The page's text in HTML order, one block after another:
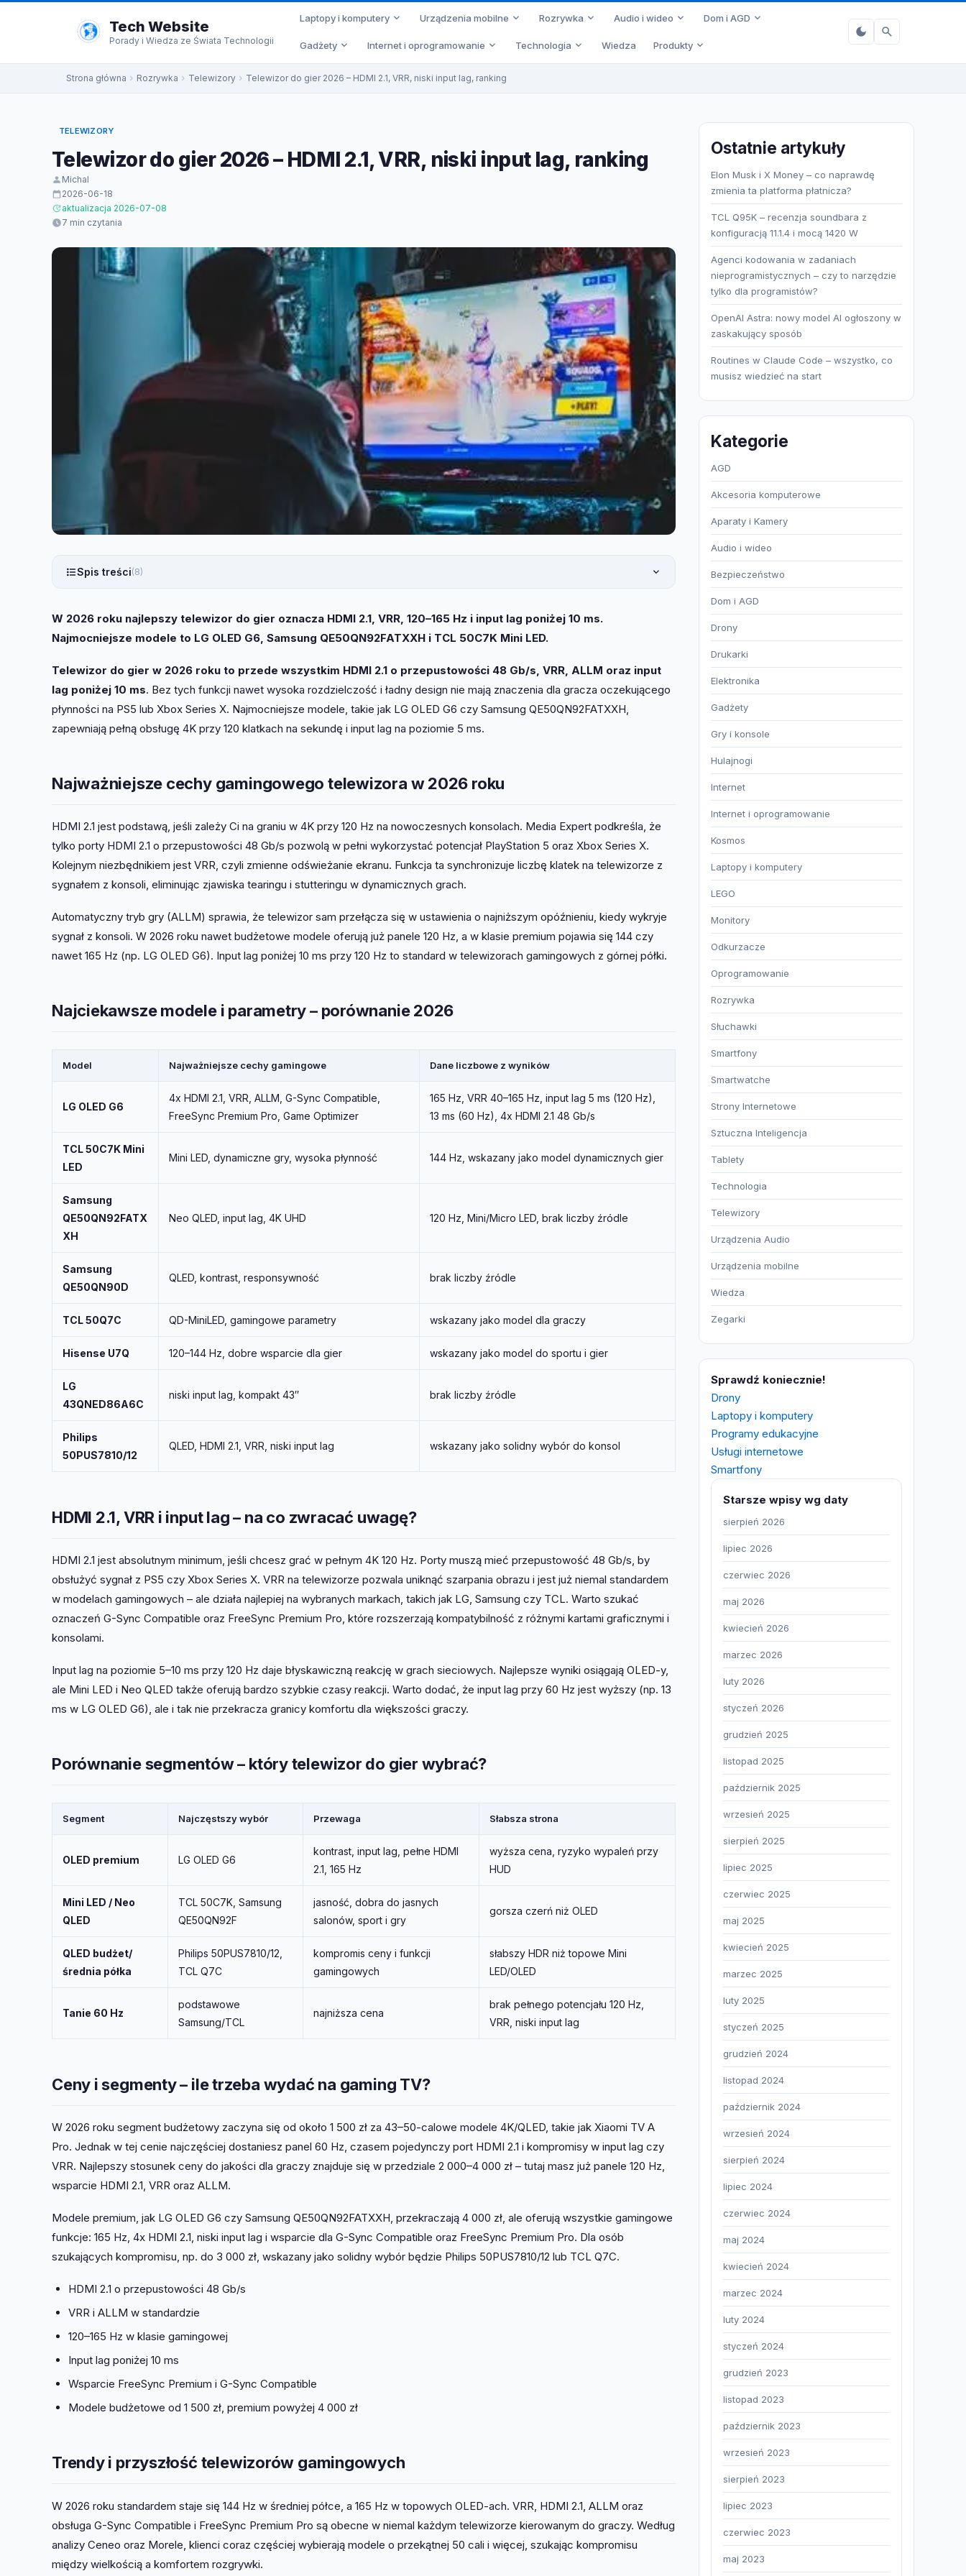
do
Tech Website
Porady i Wiedza ze Świata Technologii
Laptopy i komputery Urządzenia mobilne Rozrywka Audio i wideo Dom i AGD
Gadżety Internet i oprogramowanie Technologia Wiedza Produkty
Strona główna Rozrywka Telewizory Telewizor do gier 2026 – HDMI 2.1, VRR, niski input lag, ranking
TELEWIZORY
Telewizor do gier 2026 – HDMI 2.1, VRR, niski input lag, ranking
Michal
2026-06-18
aktualizacja 2026-07-08
7 min czytania
Spis treści(8)
W 2026 roku najlepszy telewizor do gier oznacza HDMI 2.1, VRR, 120–165 Hz i input lag poniżej 10 ms.
Najmocniejsze modele to LG OLED G6, Samsung QE50QN92FATXXH i TCL 50C7K Mini LED.
Telewizor do gier w 2026 roku to przede wszystkim HDMI 2.1 o przepustowości 48 Gb/s, VRR, ALLM oraz input
lag poniżej 10 ms. Bez tych funkcji nawet wysoka rozdzielczość i ładny design nie mają znaczenia dla gracza oczekującego
płynności na PS5 lub Xbox Series X. Najmocniejsze modele, takie jak LG OLED G6 czy Samsung QE50QN92FATXXH,
zapewniają pełną obsługę 4K przy 120 klatkach na sekundę i input lag na poziomie 5 ms.
Najważniejsze cechy gamingowego telewizora w 2026 roku
HDMI 2.1 jest podstawą, jeśli zależy Ci na graniu w 4K przy 120 Hz na nowoczesnych konsolach. Media Expert podkreśla, że
tylko porty HDMI 2.1 o przepustowości 48 Gb/s pozwolą w pełni wykorzystać potencjał PlayStation 5 oraz Xbox Series X.
Kolejnym niezbędnikiem jest VRR, czyli zmienne odświeżanie ekranu. Funkcja ta synchronizuje liczbę klatek na telewizorze z
sygnałem z konsoli, eliminując zjawiska tearingu i stutteringu w dynamicznych grach.
Automatyczny tryb gry (ALLM) sprawia, że telewizor sam przełącza się w ustawienia o najniższym opóźnieniu, kiedy wykryje
sygnał z konsoli. W 2026 roku nawet budżetowe modele oferują już panele 120 Hz, a w klasie premium pojawia się 144 czy
nawet 165 Hz (np. LG OLED G6). Input lag poniżej 10 ms przy 120 Hz to standard w telewizorach gamingowych z górnej półki.
Najciekawsze modele i parametry – porównanie 2026
Model Najważniejsze cechy gamingowe Dane liczbowe z wyników
LG OLED G6
4x HDMI 2.1, VRR, ALLM, G-Sync Compatible,
FreeSync Premium Pro, Game Optimizer
165 Hz, VRR 40–165 Hz, input lag 5 ms (120 Hz),
13 ms (60 Hz), 4x HDMI 2.1 48 Gb/s
TCL 50C7K Mini
LED
Mini LED, dynamiczne gry, wysoka płynność 144 Hz, wskazany jako model dynamicznych gier
Samsung
QE50QN92FATX
XH
Neo QLED, input lag, 4K UHD 120 Hz, Mini/Micro LED, brak liczby źródle
Samsung
QE50QN90D
QLED, kontrast, responsywność brak liczby źródle
TCL 50Q7C QD-MiniLED, gamingowe parametry wskazany jako model dla graczy
Hisense U7Q 120–144 Hz, dobre wsparcie dla gier wskazany jako model do sportu i gier
LG
43QNED86A6C
niski input lag, kompakt 43″ brak liczby źródle
Philips
50PUS7810/12
QLED, HDMI 2.1, VRR, niski input lag wskazany jako solidny wybór do konsol
HDMI 2.1, VRR i input lag – na co zwracać uwagę?
HDMI 2.1 jest absolutnym minimum, jeśli chcesz grać w pełnym 4K 120 Hz. Porty muszą mieć przepustowość 48 Gb/s, by
obsłużyć sygnał z PS5 czy Xbox Series X. VRR na telewizorze pozwala uniknąć szarpania obrazu i jest już niemal standardem
w modelach gamingowych – ale działa najlepiej na wybranych markach, takich jak LG, Samsung czy TCL. Warto szukać
oznaczeń G-Sync Compatible oraz FreeSync Premium Pro, które rozszerzają kompatybilność z różnymi kartami graficznymi i
konsolami.
Input lag na poziomie 5–10 ms przy 120 Hz daje błyskawiczną reakcję w grach sieciowych. Najlepsze wyniki osiągają OLED-y,
ale Mini LED i Neo QLED także oferują bardzo szybkie czasy reakcji. Warto dodać, że input lag przy 60 Hz jest wyższy (np. 13
ms w LG OLED G6), ale i tak nie przekracza granicy komfortu dla większości graczy.
Porównanie segmentów – który telewizor do gier wybrać?
Segment Najczęstszy wybór Przewaga Słabsza strona
OLED premium LG OLED G6
kontrast, input lag, pełne HDMI
2.1, 165 Hz
wyższa cena, ryzyko wypaleń przy
HUD
Mini LED / Neo
QLED
TCL 50C7K, Samsung
QE50QN92F
jasność, dobra do jasnych
salonów, sport i gry
gorsza czerń niż OLED
QLED budżet/
średnia półka
Philips 50PUS7810/12,
TCL Q7C
kompromis ceny i funkcji
gamingowych
słabszy HDR niż topowe Mini
LED/OLED
Tanie 60 Hz
podstawowe
Samsung/TCL
najniższa cena
brak pełnego potencjału 120 Hz,
VRR, niski input lag
Ceny i segmenty – ile trzeba wydać na gaming TV?
W 2026 roku segment budżetowy zaczyna się od około 1 500 zł za 43–50-calowe modele 4K/QLED, takie jak Xiaomi TV A
Pro. Jednak w tej cenie najczęściej dostaniesz panel 60 Hz, czasem pojedynczy port HDMI 2.1 i kompromisy w input lag czy
VRR. Najlepszy stosunek ceny do jakości dla graczy znajduje się w przedziale 2 000–4 000 zł – tutaj masz już panele 120 Hz,
wsparcie HDMI 2.1, VRR oraz ALLM.
Modele premium, jak LG OLED G6 czy Samsung QE50QN92FATXXH, przekraczają 4 000 zł, ale oferują wszystkie gamingowe
funkcje: 165 Hz, 4x HDMI 2.1, niski input lag i wsparcie dla G-Sync Compatible oraz FreeSync Premium Pro. Dla osób
szukających kompromisu, np. do 3 000 zł, wskazany jako solidny wybór będzie Philips 50PUS7810/12 lub TCL Q7C.
HDMI 2.1 o przepustowości 48 Gb/s
VRR i ALLM w standardzie
120–165 Hz w klasie gamingowej
Input lag poniżej 10 ms
Wsparcie FreeSync Premium i G-Sync Compatible
Modele budżetowe od 1 500 zł, premium powyżej 4 000 zł
Trendy i przyszłość telewizorów gamingowych
W 2026 roku standardem staje się 144 Hz w średniej półce, a 165 Hz w topowych OLED-ach. VRR, HDMI 2.1, ALLM oraz
obsługa G-Sync Compatible i FreeSync Premium Pro są obecne w niemal każdym telewizorze kierowanym do graczy. Według
analizy Ceneo oraz Morele, klienci coraz częściej wybierają modele o przekątnej 50 cali i więcej, szukając kompromisu
między wielkością a komfortem rozgrywki.
Ostatnie artykuły
Elon Musk i X Money – co naprawdę
zmienia ta platforma płatnicza?
TCL Q95K – recenzja soundbara z
konfiguracją 11.1.4 i mocą 1420 W
Agenci kodowania w zadaniach
nieprogramistycznych – czy to narzędzie
tylko dla programistów?
OpenAI Astra: nowy model AI ogłoszony w
zaskakujący sposób
Routines w Claude Code – wszystko, co
musisz wiedzieć na start
Kategorie
AGD
Akcesoria komputerowe
Aparaty i Kamery
Audio i wideo
Bezpieczeństwo
Dom i AGD
Drony
Drukarki
Elektronika
Gadżety
Gry i konsole
Hulajnogi
Internet
Internet i oprogramowanie
Kosmos
Laptopy i komputery
LEGO
Monitory
Odkurzacze
Oprogramowanie
Rozrywka
Słuchawki
Smartfony
Smartwatche
Strony Internetowe
Sztuczna Inteligencja
Tablety
Technologia
Telewizory
Urządzenia Audio
Urządzenia mobilne
Wiedza
Zegarki
Sprawdź koniecznie!
Drony
Laptopy i komputery
Programy edukacyjne
Usługi internetowe
Smartfony
Starsze wpisy wg daty
sierpień 2026
lipiec 2026
czerwiec 2026
maj 2026
kwiecień 2026
marzec 2026
luty 2026
styczeń 2026
grudzień 2025
listopad 2025
październik 2025
wrzesień 2025
sierpień 2025
lipiec 2025
czerwiec 2025
maj 2025
kwiecień 2025
marzec 2025
luty 2025
styczeń 2025
grudzień 2024
listopad 2024
październik 2024
wrzesień 2024
sierpień 2024
lipiec 2024
czerwiec 2024
maj 2024
kwiecień 2024
marzec 2024
luty 2024
styczeń 2024
grudzień 2023
listopad 2023
październik 2023
wrzesień 2023
sierpień 2023
lipiec 2023
czerwiec 2023
maj 2023